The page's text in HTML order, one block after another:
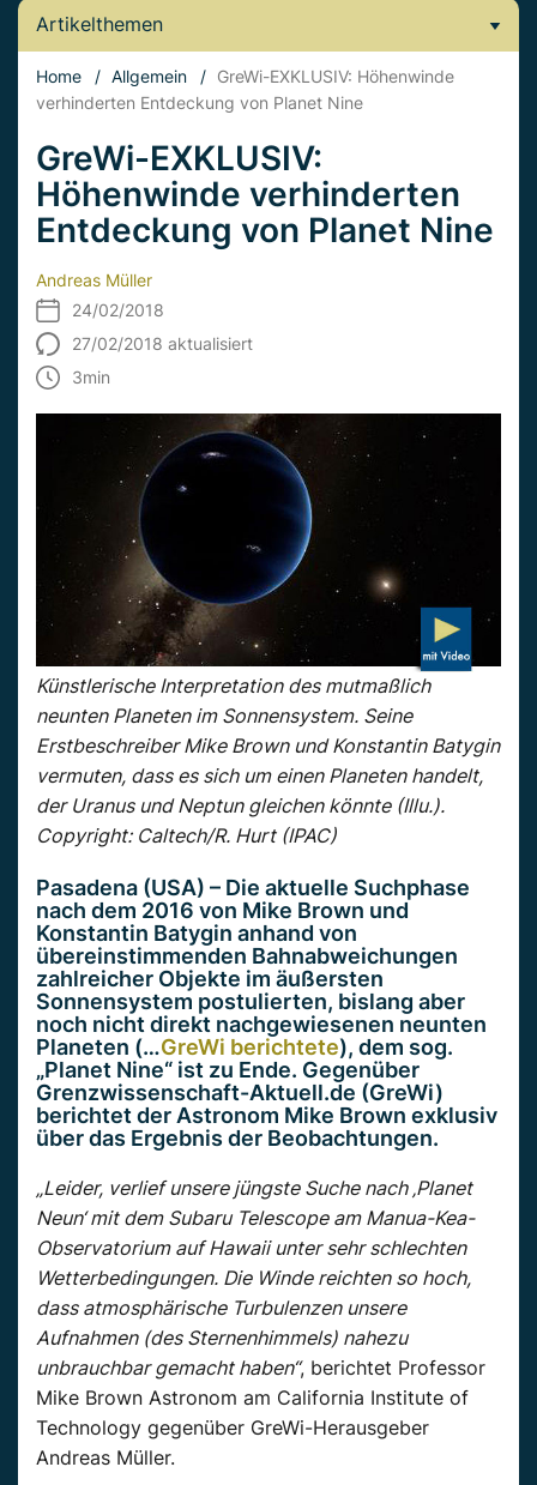
Artikelthemen
Home / Allgemein / GreWi-EXKLUSIV: Höhenwinde
verhinderten Entdeckung von Planet Nine
GreWi-EXKLUSIV:
Höhenwinde verhinderten
Entdeckung von Planet Nine
Andreas Müller
24/02/2018
27/02/2018 aktualisiert
3min
Künstlerische Interpretation des mutmaßlich
neunten Planeten im Sonnensystem. Seine
Erstbeschreiber Mike Brown und Konstantin Batygin
vermuten, dass es sich um einen Planeten handelt,
der Uranus und Neptun gleichen könnte (Illu.).
Copyright: Caltech/R. Hurt (IPAC)
Pasadena (USA) – Die aktuelle Suchphase
nach dem 2016 von Mike Brown und
Konstantin Batygin anhand von
übereinstimmenden Bahnabweichungen
zahlreicher Objekte im äußersten
Sonnensystem postulierten, bislang aber
noch nicht direkt nachgewiesenen neunten
Planeten (…GreWi berichtete), dem sog.
„Planet Nine“ ist zu Ende. Gegenüber
Grenzwissenschaft-Aktuell.de (GreWi)
berichtet der Astronom Mike Brown exklusiv
über das Ergebnis der Beobachtungen.
„Leider, verlief unsere jüngste Suche nach ‚Planet
Neun‘ mit dem Subaru Telescope am Manua-Kea-
Observatorium auf Hawaii unter sehr schlechten
Wetterbedingungen. Die Winde reichten so hoch,
dass atmosphärische Turbulenzen unsere
Aufnahmen (des Sternenhimmels) nahezu
unbrauchbar gemacht haben“, berichtet Professor
Mike Brown Astronom am California Institute of
Technology gegenüber GreWi-Herausgeber
Andreas Müller.